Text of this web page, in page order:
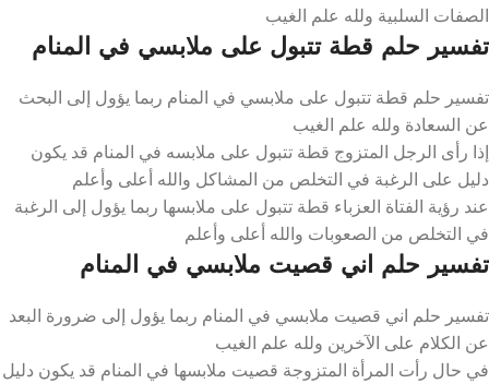
الصفات السلبية ولله علم الغيب
تفسير حلم قطة تتبول على ملابسي في المنام
تفسير حلم قطة تتبول على ملابسي في المنام ربما يؤول إلى البحث
عن السعادة ولله علم الغيب
إذا رأى الرجل المتزوج قطة تتبول على ملابسه في المنام قد يكون
دليل على الرغبة في التخلص من المشاكل والله أعلى وأعلم
عند رؤية الفتاة العزباء قطة تتبول على ملابسها ربما يؤول إلى الرغبة
في التخلص من الصعوبات والله أعلى وأعلم
تفسير حلم اني قصيت ملابسي في المنام
تفسير حلم اني قصيت ملابسي في المنام ربما يؤول إلى ضرورة البعد
عن الكلام على الآخرين ولله علم الغيب
في حال رأت المرأة المتزوجة قصيت ملابسها في المنام قد يكون دليل